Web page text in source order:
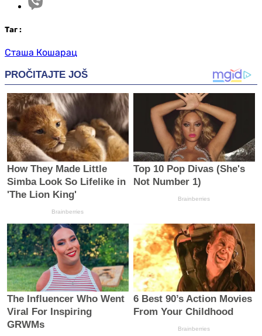
Таг :
Сташа Кошарац